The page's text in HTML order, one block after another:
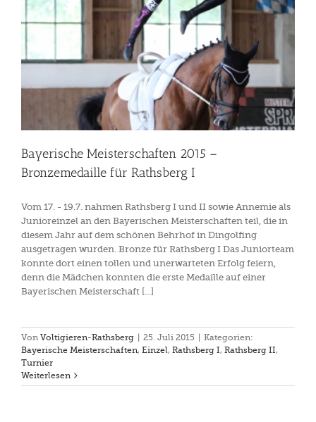
Bayerische Meisterschaften 2015 –
Bronzemedaille für Rathsberg I
Vom 17. - 19.7. nahmen Rathsberg I und II sowie Annemie als
Junioreinzel an den Bayerischen Meisterschaften teil, die in
diesem Jahr auf dem schönen Behrhof in Dingolfing
ausgetragen wurden. Bronze für Rathsberg I Das Juniorteam
konnte dort einen tollen und unerwarteten Erfolg feiern,
denn die Mädchen konnten die erste Medaille auf einer
Bayerischen Meisterschaft [...]
Von Voltigieren-Rathsberg 25. Juli 2015
Kategorien:
Bayerische Meisterschaften, Einzel, Rathsberg I, Rathsberg II,
Turnier
Weiterlesen